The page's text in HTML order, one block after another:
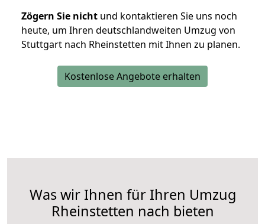
Zögern Sie nicht und kontaktieren Sie uns noch
heute, um Ihren deutschlandweiten Umzug von
Stuttgart nach Rheinstetten mit Ihnen zu planen.
Kostenlose Angebote erhalten
Was wir Ihnen für Ihren Umzug
Rheinstetten nach bieten